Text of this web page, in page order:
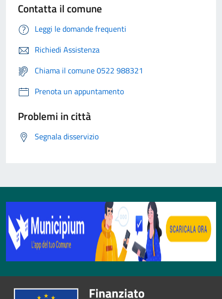
Contatta il comune
Leggi le domande frequenti
Richiedi Assistenza
Chiama il comune 0522 988321
Prenota un appuntamento
Problemi in città
Segnala disservizio